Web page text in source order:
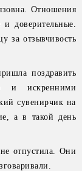
Отношения
доверительные.
за отзывчивость
поздравить
и искренними
сувенирчик на
а в такой день
отпустила. Они